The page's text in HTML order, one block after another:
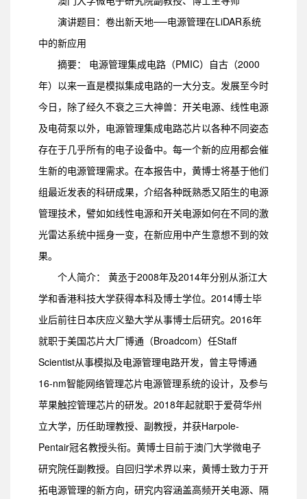
演讲题目：卷出新天地──电源管理在LiDAR系统
中的新应用
摘要： 电源管理集成电路（PMIC）自古（2000
年）以来一直是模拟集成电路的一大分支。发展至今时
今日，除了经久不衰之三大神兽：开关电源、线性电源
及电荷泵以外，电源管理集成电路芯片以各种不同姿态
存在于几乎所有的电子设备中。每一个新的应用都会催
生新的电源管理需求。在本报告中，黄博士将基于他们
组最近发表的科研成果，介绍各种既熟悉又陌生的电源
管理技术，譬如如线性电源和开关电源如何在不同的激
光雷达系统中摇身一变，在新应用中产生意想不到的效
果。
个人简介： 黄丞于2008年及2014年分别从浙江大
学和香港科技大学获得本科及博士学位。2014博士毕
业后前往日本庆应义塾大学从事博士后研究。2016年
就职于美国芯片大厂博通（Broadcom）任Staff
Scientist从事模拟及电源管理电路开发，曾主导博通
16-nm智能网络管理芯片电源管理系统的设计，及参与
苹果触控管理芯片的研发。2018年起就职于爱荷华州
立大学，历任助理教授、副教授，并获Harpole-
Pentair冠名教授头衔。黄博士目前于澳门大学微电子
研究院任副教授。自回归学术界以来，黄博士致力于开
拓电源管理的新方向，研究内容涵盖高频开关电源、隔